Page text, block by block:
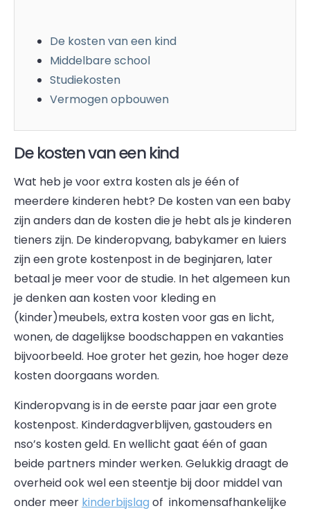
De kosten van een kind
Middelbare school
Studiekosten
Vermogen opbouwen
De kosten van een kind
Wat heb je voor extra kosten als je één of
meerdere kinderen hebt? De kosten van een baby
zijn anders dan de kosten die je hebt als je kinderen
tieners zijn. De kinderopvang, babykamer en luiers
zijn een grote kostenpost in de beginjaren, later
betaal je meer voor de studie. In het algemeen kun
je denken aan kosten voor kleding en
(kinder)meubels, extra kosten voor gas en licht,
wonen, de dagelijkse boodschappen en vakanties
bijvoorbeeld. Hoe groter het gezin, hoe hoger deze
kosten doorgaans worden.
Kinderopvang is in de eerste paar jaar een grote
kostenpost. Kinderdagverblijven, gastouders en
nso’s kosten geld. En wellicht gaat één of gaan
beide partners minder werken. Gelukkig draagt de
overheid ook wel een steentje bij door middel van
onder meer kinderbijslag of inkomensafhankelijke